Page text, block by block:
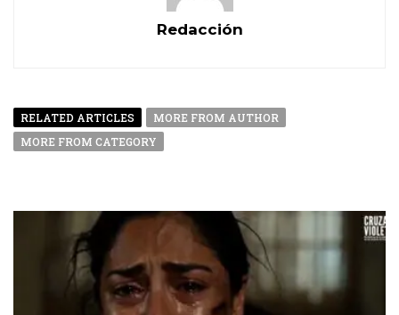
Redacción
RELATED ARTICLES
MORE FROM AUTHOR
MORE FROM CATEGORY